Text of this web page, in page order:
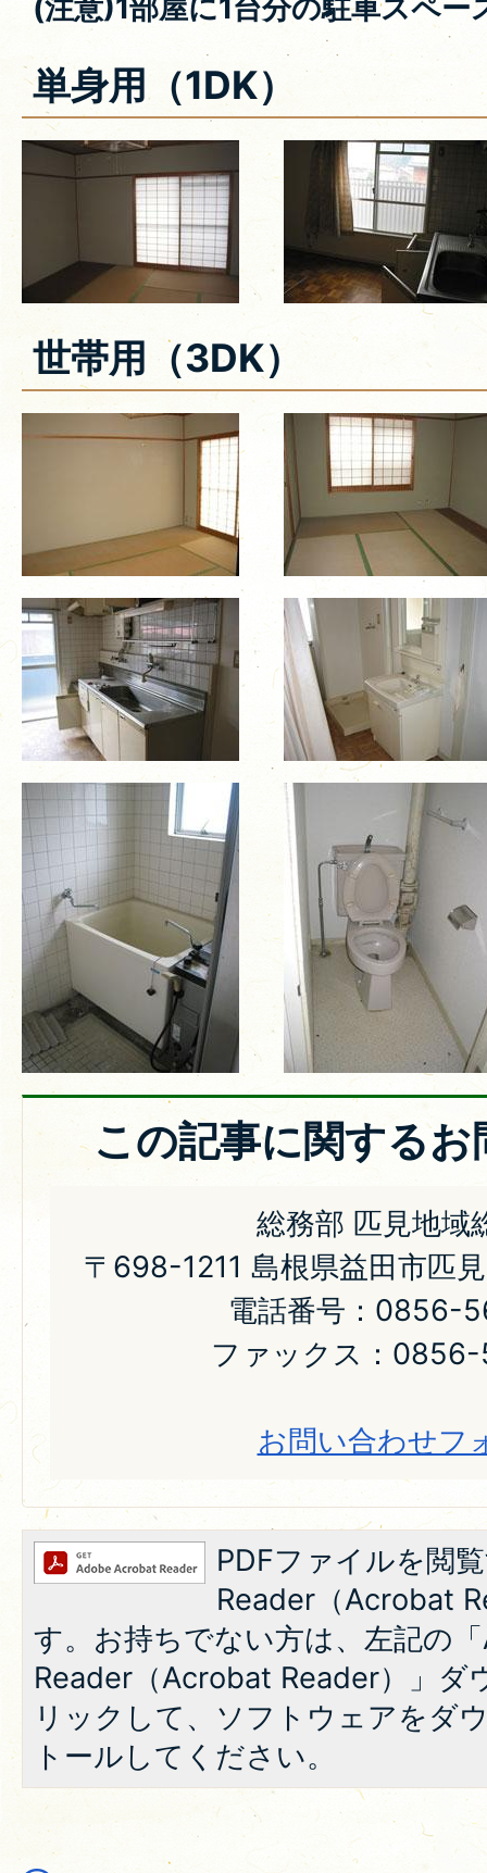
(注意)1部屋に1台分の駐車スペ
単身用（1DK）
世帯用（3DK）
この記事に関する
総務部 匹見地域
〒698-1211 島根県益田市匹
電話番号：0856-
ファックス：
お問い合わせフ
PDFファイルを閲
Reader（Acrobat
す。お持ちでない方は、左記の
Reader（Acrobat Reader）」ダ
リックして、ソフトウェアをダ
トールしてください。